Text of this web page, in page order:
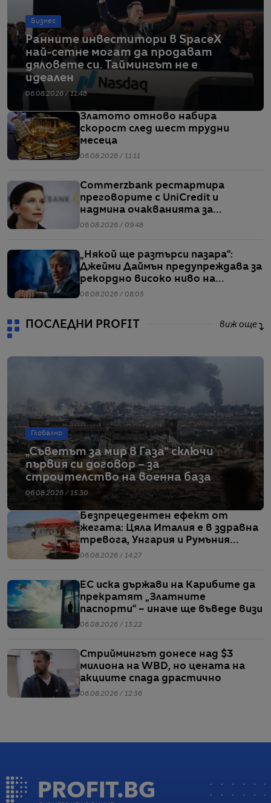
Бизнес
Ранните инвеститори в SpaceX
най-сетне могат да продават
дяловете си. Таймингът не е
идеален
06.08.2026 / 11:48
Златото отново набира
скорост след шест трудни
месеца
06.08.2026 / 11:11
Commerzbank рестартира
преговорите с UniCredit и
надмина очакванията за
тримесечието
06.08.2026 / 09:48
„Някой ще разтърси пазара“:
Джейми Даймън предупреждава за
рекордно високо ниво на
ливъридж
06.08.2026 / 08:05
ПОСЛЕДНИ PROFIT виж още
Глобално
„Съветът за мир в Газа“ сключи
първия си договор – за
строителство на военна база
06.08.2026 / 15:30
Безпрецедентен ефект от
жегата: Цяла Италия е в здравна
тревога, Унгария и Румъния
пестят електричество
06.08.2026 / 14:27
ЕС иска държави на Карибите да
прекратят „Златните
паспорти“ – иначе ще въведе визи
06.08.2026 / 13:22
Стриймингът донесе над $3
милиона на WBD, но цената на
акциите спада драстично
06.08.2026 / 12:36